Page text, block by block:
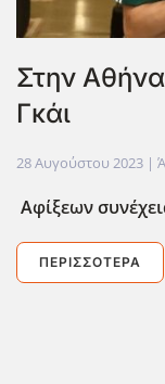
Στην
Γκάι
28 Αυγούστου 2023 |
Αφίξεων
ΠΕΡΙΣΣΌΤΕΡΑ